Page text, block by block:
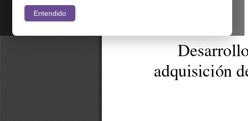
Entendido